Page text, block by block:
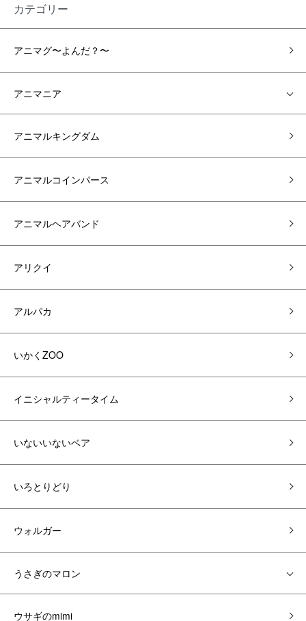
カテゴリー
アニマグ〜よんだ？〜
アニマニア
アニマルキングダム
アニマルコインパース
アニマルヘアバンド
アリクイ
アルパカ
いかくZOO
イニシャルティータイム
いないいないベア
いろとりどり
ウォルガー
うさぎのマロン
ウサギのmimi